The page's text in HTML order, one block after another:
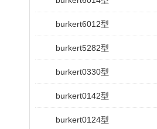
burkert6012型
burkert5282型
burkert0330型
burkert0142型
burkert0124型